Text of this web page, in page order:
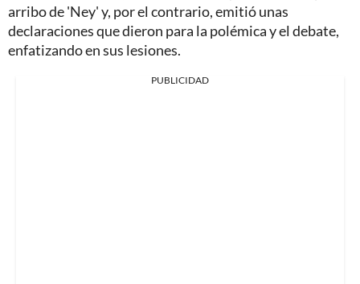
arribo de 'Ney' y, por el contrario, emitió unas
declaraciones que dieron para la polémica y el debate,
enfatizando en sus lesiones.
PUBLICIDAD